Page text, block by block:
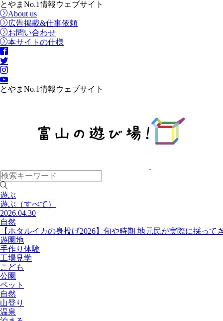
とやまNo.1情報ウェブサイト
About us
広告掲載&仕事依頼
お問い合わせ
本サイトの仕様
とやまNo.1情報ウェブサイト
遊ぶ
遊ぶ （すべて）
2026.04.30
自然
【ホタルイカの身投げ2026】旬や時期 地元民が実際に採って
遊園地
手作り体験
工場見学
こども
公園
ペット
自然
山登り
温泉